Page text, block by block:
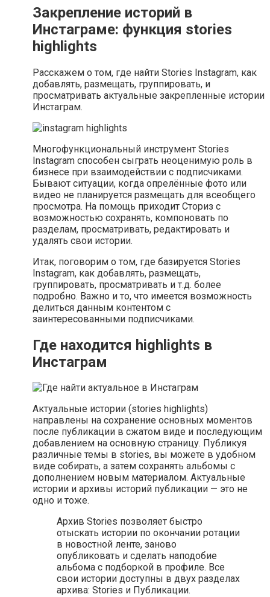
Закрепление историй в
Инстаграме: функция stories
highlights
Расскажем о том, где найти Stories Instagram, как
добавлять, размещать, группировать, и
просматривать актуальные закрепленные истории
Инстаграм.
Многофункциональный инструмент Stories
Instagram способен сыграть неоценимую роль в
бизнесе при взаимодействии с подписчиками.
Бывают ситуации, когда опрелённые фото или
видео не планируется размещать для всеобщего
просмотра. На помощь приходит Сториз с
возможностью сохранять, компоновать по
разделам, просматривать, редактировать и
удалять свои истории.
Итак, поговорим о том, где базируется Stories
Instagram, как добавлять, размещать,
группировать, просматривать и т.д. более
подробно. Важно и то, что имеется возможность
делиться данным контентом с
заинтересованными подписчиками.
Где находится highlights в
Инстаграм
Актуальные истории (stories highlights)
направлены на сохранение основных моментов
после публикации в сжатом виде и последующим
добавлением на основную страницу. Публикуя
различные темы в stories, вы можете в удобном
виде собирать, а затем сохранять альбомы с
дополнением новым материалом. Актуальные
истории и архивы историй публикации — это не
одно и тоже.
Архив Stories позволяет быстро
отыскать истории по окончании ротации
в новостной ленте, заново
опубликовать и сделать наподобие
альбома с подборкой в профиле. Все
свои истории доступны в двух разделах
архива: Stories и Публикации.